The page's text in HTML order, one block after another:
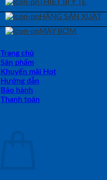
THIẾT BỊ Y TẾ
HÃNG SẢN XUẤT
MÁY BƠM
Trang chủ
Sản phẩm
Khuyến mãi Hot
Hướng dẫn
Bảo hành
Thanh toán